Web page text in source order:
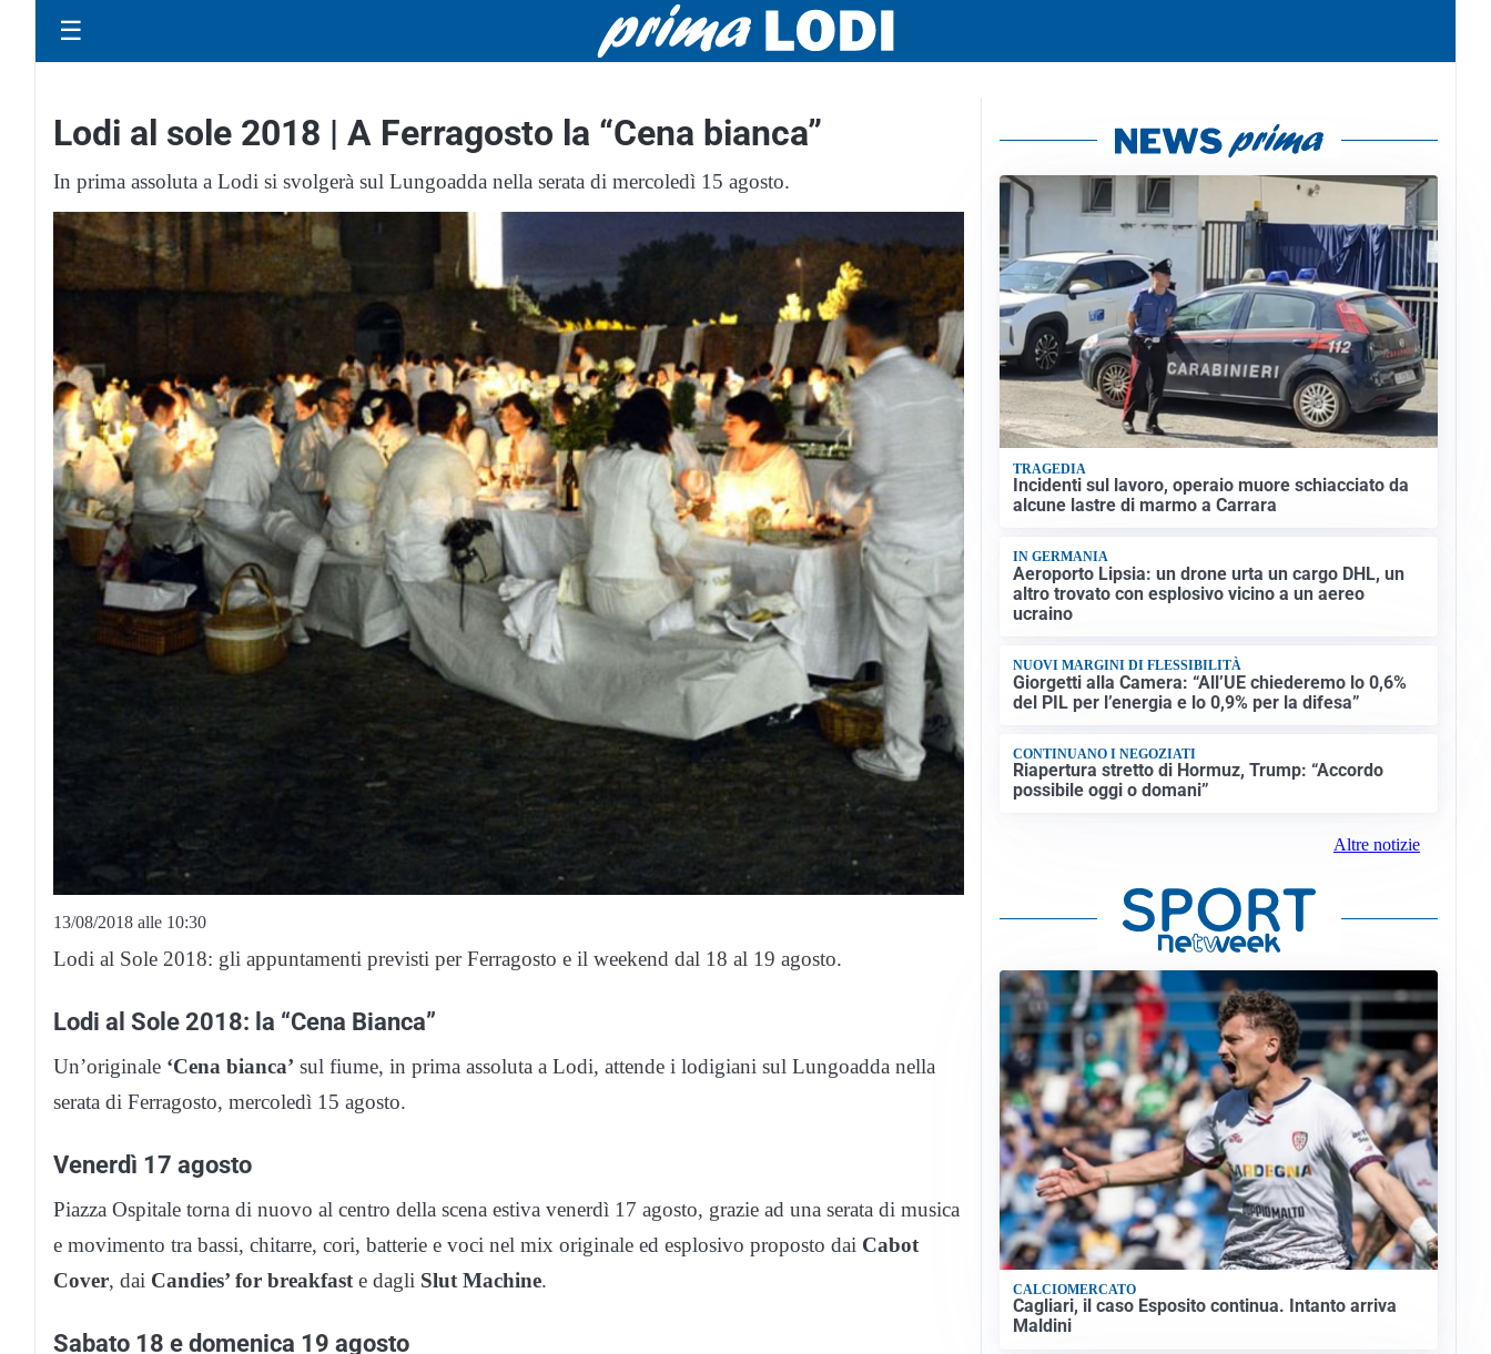
☰
Lodi al sole 2018 | A Ferragosto la “Cena bianca”
In prima assoluta a Lodi si svolgerà sul Lungoadda nella serata di mercoledì 15 agosto.
13/08/2018 alle 10:30
Lodi al Sole 2018: gli appuntamenti previsti per Ferragosto e il weekend dal 18 al 19 agosto.
Lodi al Sole 2018: la “Cena Bianca”
Un’originale ‘Cena bianca’ sul fiume, in prima assoluta a Lodi, attende i lodigiani sul Lungoadda nella
serata di Ferragosto, mercoledì 15 agosto.
Venerdì 17 agosto
Piazza Ospitale torna di nuovo al centro della scena estiva venerdì 17 agosto, grazie ad una serata di musica
e movimento tra bassi, chitarre, cori, batterie e voci nel mix originale ed esplosivo proposto dai Cabot
Cover, dai Candies’ for breakfast e dagli Slut Machine.
Sabato 18 e domenica 19 agosto
TRAGEDIA
Incidenti sul lavoro, operaio muore schiacciato da
alcune lastre di marmo a Carrara
IN GERMANIA
Aeroporto Lipsia: un drone urta un cargo DHL, un
altro trovato con esplosivo vicino a un aereo
ucraino
NUOVI MARGINI DI FLESSIBILITÀ
Giorgetti alla Camera: “All’UE chiederemo lo 0,6%
del PIL per l’energia e lo 0,9% per la difesa”
CONTINUANO I NEGOZIATI
Riapertura stretto di Hormuz, Trump: “Accordo
possibile oggi o domani”
Altre notizie
CALCIOMERCATO
Cagliari, il caso Esposito continua. Intanto arriva
Maldini